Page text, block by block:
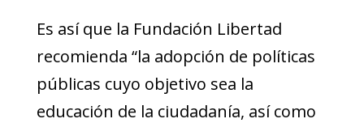
Es así que la Fundación Libertad
recomienda “la adopción de políticas
públicas cuyo objetivo sea la
educación de la ciudadanía, así como